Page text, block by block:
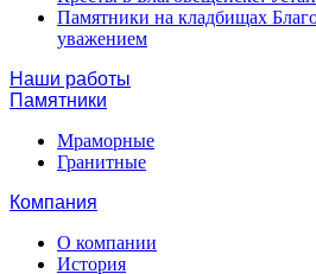
Памятники на кладбищах
уважением
Наши работы
Памятники
Мраморные
Гранитные
Компания
О компании
История